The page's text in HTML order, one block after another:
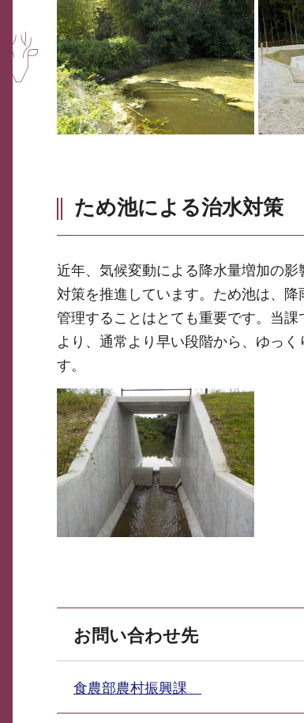
ため池による治水対策
近年、気候変動による降水量増加の
対策を推進しています。ため池は、
管理することはとても重要です。当
より、通常より早い段階から、ゆっ
す。
お問い合わせ先
食農部農村振興課